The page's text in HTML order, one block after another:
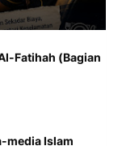
Fatihah (Bagian
media Islam